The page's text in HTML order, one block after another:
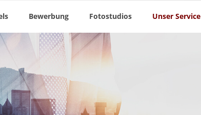
Bewerbung Fotostudios Unser Service